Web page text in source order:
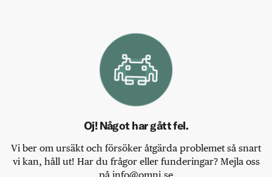
Oj! Något har gått fel.
Vi ber om ursäkt och försöker åtgärda problemet så snart
vi kan, håll ut! Har du frågor eller funderingar? Mejla oss